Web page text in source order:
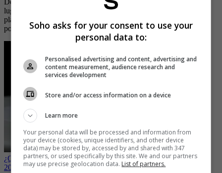
Desde su apertura en Bogotá en 2019, Tierra ha consolidado su
lugar en la escena gastronómica colombiana. Las críticas en
plataformas como Tripadvisor resaltan su calidad y servicio,
posicionándolo como un destino culinario imperdible.
¿Qué se come en El Chato, el mejor restaurante de Colombia en
2024?
Soho asks for your consent to use your
personal data to:
Personalised advertising and content, advertising and
content measurement, audience research and
services development
Store and/or access information on a device
Learn more
Your personal data will be processed and information from
your device (cookies, unique identifiers, and other device
data) may be stored by, accessed by and shared with 347
partners, or used specifically by this site. We and our partners
may use precise geolocation data. List of partners.